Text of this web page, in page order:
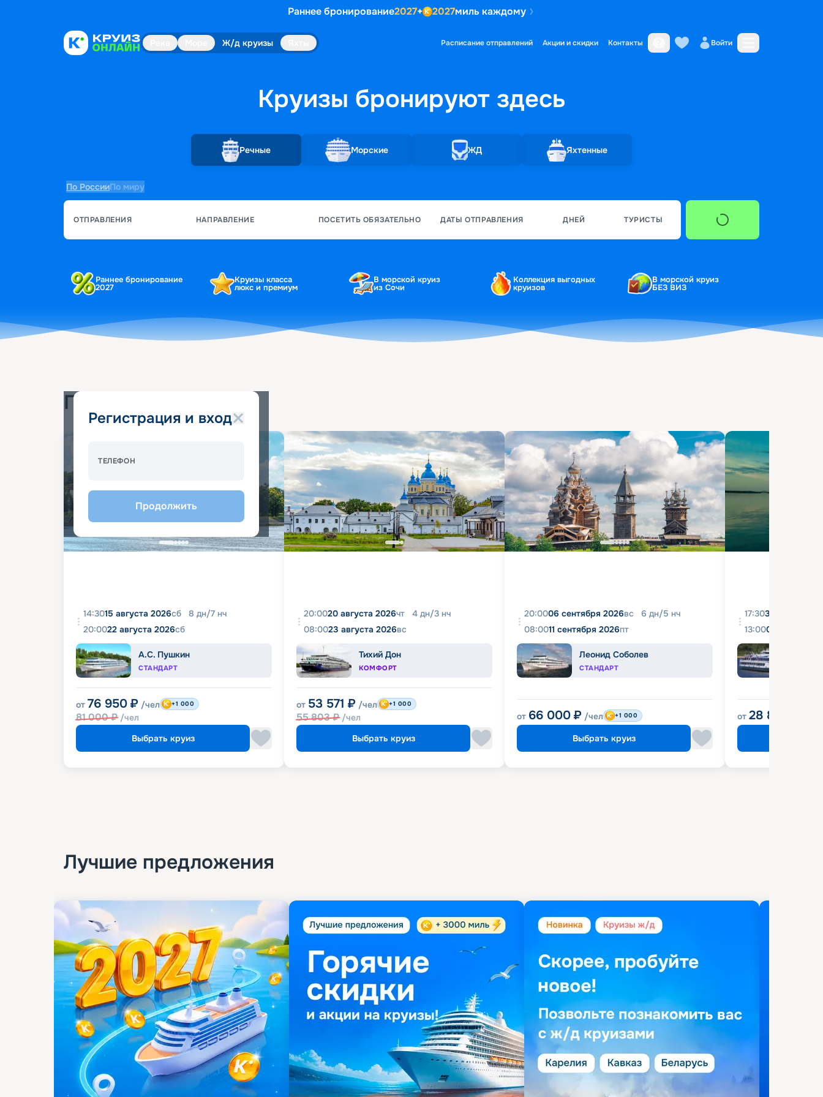
Раннее бронирование2027+ 2027миль каждому
Ж/д круизы Расписание отправлений Акции и скидки Контакты Войти
Круизы бронируютздесь
Речные Морские ЖД Яхтенные
По РоссииПо миру
ОТПРАВЛЕНИЯ НАПРАВЛЕНИЕ ПОСЕТИТЬ ОБЯЗАТЕЛЬНО ДАТЫ ОТПРАВЛЕНИЯ ДНЕЙ ТУРИСТЫ
Раннее бронирование
2027
Круизы класса
люкс и премиум
В морской круиз
из Сочи
Коллекция выгодных
круизов
В морской круиз
БЕЗ ВИЗ
Регистрация и вход
ТЕЛЕФОН
Продолжить
Популярные круизы
14:3015 августа 2026сб 8 дн/7 нч
20:0022 августа 2026сб
А.С. Пушкин
СТАНДАРТ
от 76 950 ₽ /чел
81 000₽ /чел
+1 000
Выбрать круиз
20:0020 августа 2026чт 4 дн/3 нч
08:0023 августа 2026вс
Тихий Дон
КОМФОРТ
от 53 571 ₽ /чел
55 803₽ /чел
+1 000
Выбрать круиз
20:0006 сентября 2026вс 6 дн/5 нч
08:0011 сентября 2026пт
Леонид Соболев
СТАНДАРТ
от 66 000 ₽ /чел +1 000
Выбрать круиз
17:3031 августа
13:0004 сентября
от 28 800
Лучшие предложения